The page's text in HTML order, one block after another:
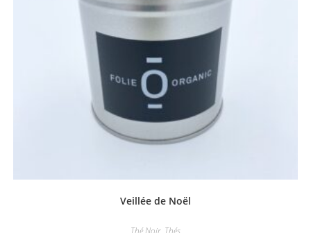
Veillée de Noël
Thé Noir, Thés